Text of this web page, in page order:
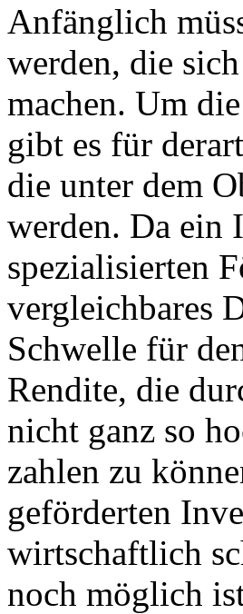
Anfänglich
werden, die
machen. Um
gibt es für
die unter dem
werden. Da ein
spezialisierten
vergleichbares
Schwelle für
Rendite, die
nicht ganz so
zahlen zu
geförderten
wirtschaftlich
noch möglich